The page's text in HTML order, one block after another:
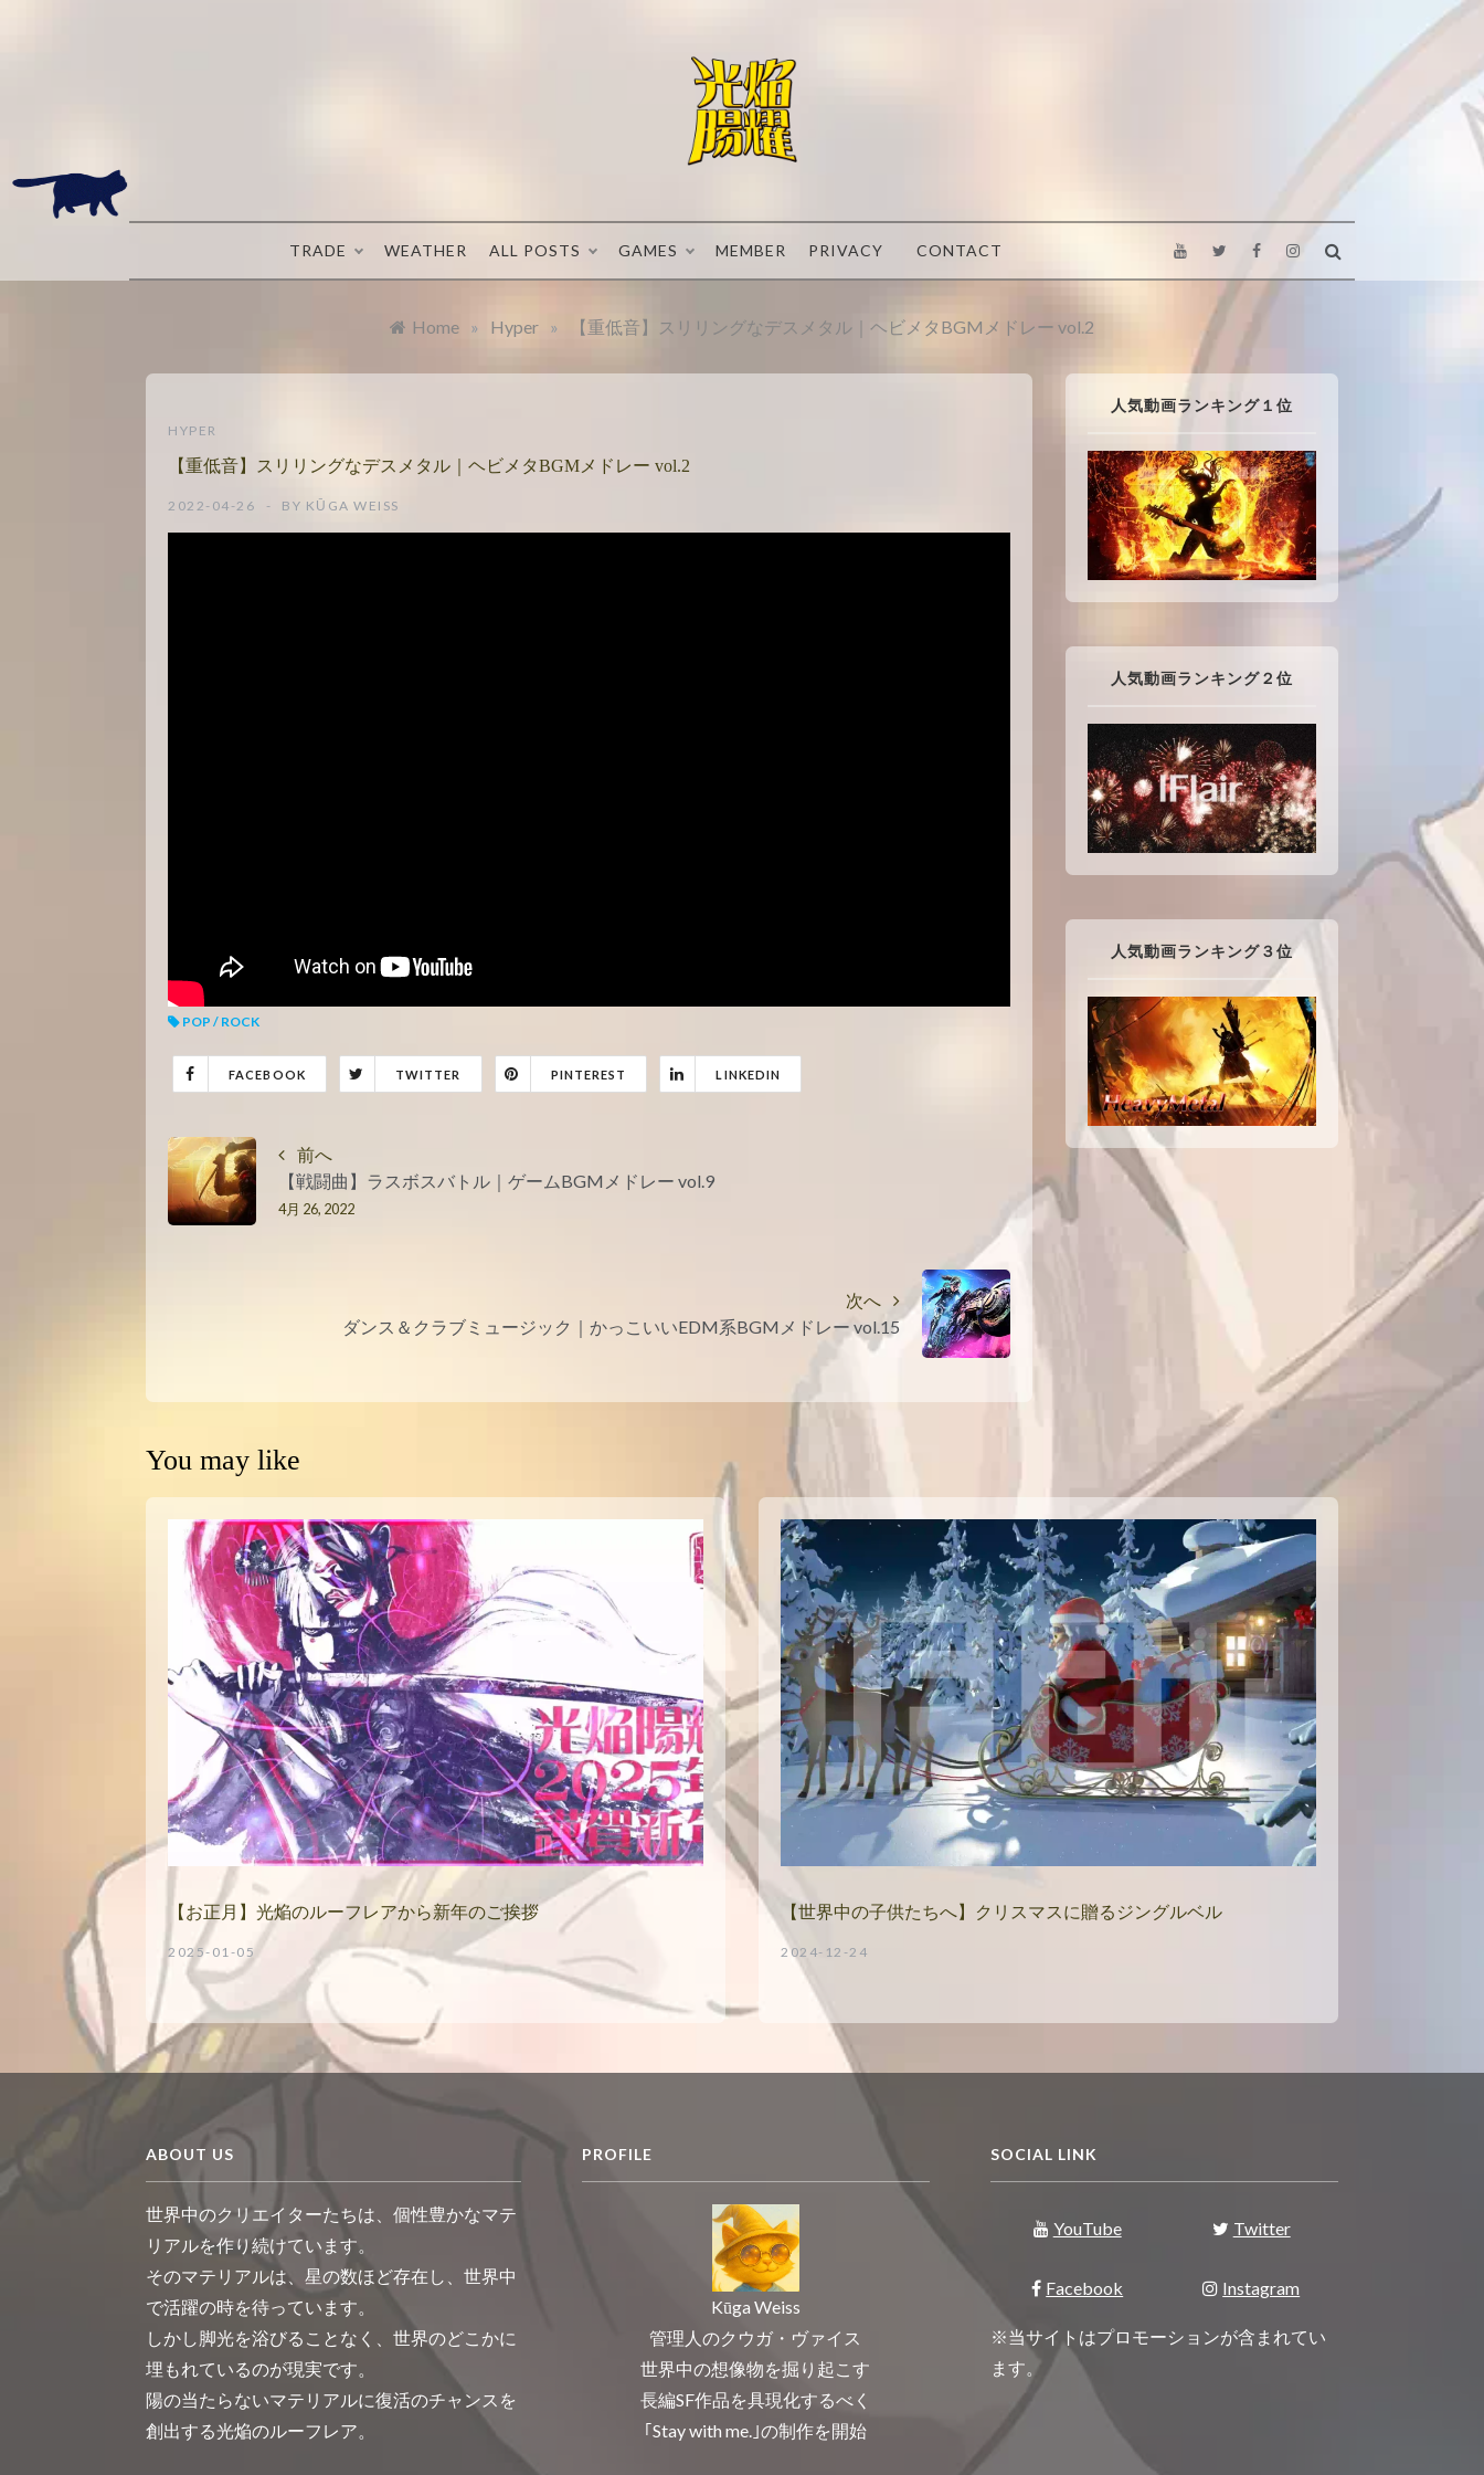
のル
ーフ
again.
TRADE WEATHER ALL POSTS GAMES MEMBER PRIVACY CONTACT
Home » Hyper » 【重低音】スリリングなデスメタル｜ヘビメタBGMメドレー vol.2
HYPER
【重低音】スリリングなデスメタル｜ヘビメタBGMメドレー vol.2
2022-04-26 BY KŪGA WEISS
POP / ROCK
FACEBOOK TWITTER PINTEREST LINKEDIN
前へ
【戦闘曲】ラスボスバトル｜ゲームBGMメドレー vol.9
4月 26, 2022
次へ
ダンス＆クラブミュージック｜かっこいいEDM系BGMメドレー vol.15
人気動画ランキング１位
人気動画ランキング２位
人気動画ランキング３位
You may like
【お正月】光焔のルーフレアから新年のご挨拶
2025-01-05
【世界中の子供たちへ】クリスマスに贈るジングルベル
2024-12-24
ABOUT US
世界中のクリエイターたちは、個性豊かなマテ
リアルを作り続けています。
そのマテリアルは、星の数ほど存在し、世界中
で活躍の時を待っています。
しかし脚光を浴びることなく、世界のどこかに
埋もれているのが現実です。
陽の当たらないマテリアルに復活のチャンスを
創出する光焔のルーフレア。
PROFILE
Kūga Weiss
管理人のクウガ・ヴァイス
世界中の想像物を掘り起こす
長編SF作品を具現化するべく
｢Stay with me.｣の制作を開始
SOCIAL LINK
YouTube Twitter
Facebook Instagram
※当サイトはプロモーションが含まれてい
ます。